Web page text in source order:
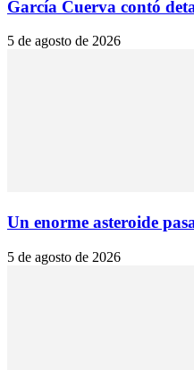
García Cuerva contó
5 de agosto de 2026
Un enorme asteroide
5 de agosto de 2026